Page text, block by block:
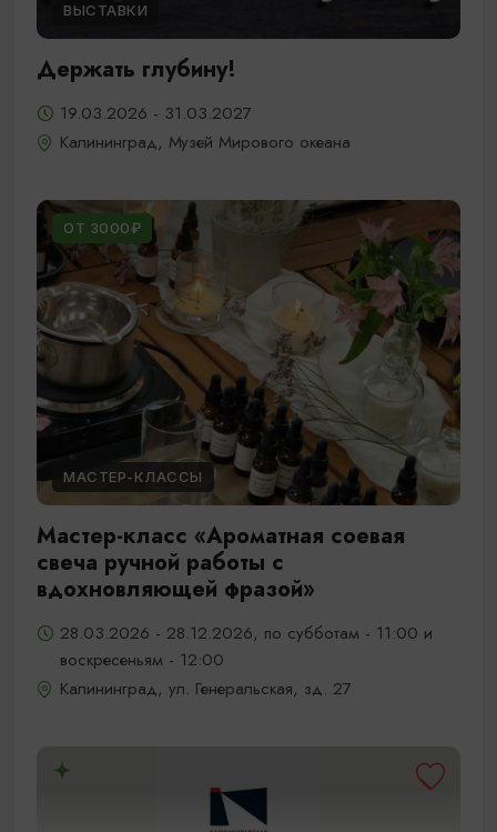
ВЫСТАВКИ
Держать глубину!
19.03.2026 - 31.03.2027
Калининград, Музей Мирового океана
ОТ 3000₽
МАСТЕР-КЛАССЫ
Мастер-класс «Ароматная соевая
свеча ручной работы с
вдохновляющей фразой»
28.03.2026 - 28.12.2026, по субботам - 11:00 и
воскресеньям - 12:00
Калининград, ул. Генеральская, зд. 27